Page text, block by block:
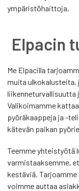
ympäristöhaittoja.
Elpacin
Me Elpacilla
muita ulkokalusteita,
liikenneturvallisuutta
Valikoimamme
pyöräkaappeja ja -
kätevän paikan
Teemme
varmistaaksemme,
kestäviä. Tarjoamme
voimme auttaa